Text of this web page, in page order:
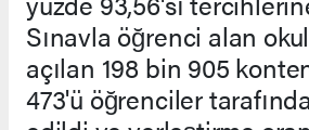
Sınavla öğrenci alan
açılan 198 bin 905
473'ü öğrenciler